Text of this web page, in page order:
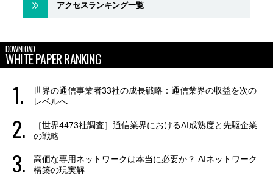
アクセスランキング一覧
DOWNLOAD
WHITE PAPER RANKING
世界の通信事業者33社の成長戦略：通信業界の収益を次の
レベルへ
［世界4473社調査］通信業界におけるAI成熟度と先駆企業
の戦略
高価な専用ネットワークは本当に必要か？ AIネットワーク
構築の現実解